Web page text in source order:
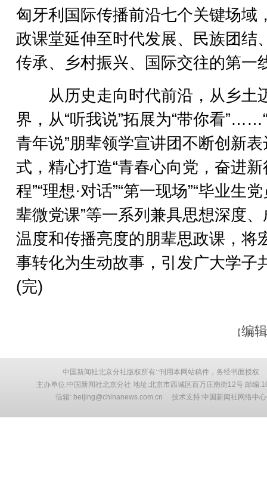
匈牙利国际传播前沿七个关键场域
政课堂延伸至时代发展、民族团结
传承、乡村振兴、国际交往的第一
从历史走向时代前沿，从乡土
界，从“听我说”拓展为“带你看
青年说”朋辈领学宣讲团不断创新
式，精心打造“青春心向党，奋进新
程”“理想·对话”“第一现场”“毕业生
辈微党课”等一系列兼具思想深度
温度和传播亮度的朋辈思政课，将
事转化为生动故事，引发广大学子
(完)
【编
中国新闻社北京分社版权所有::刊用本网站稿件，务经书面授权
主办单位:中国新闻社北京分社 地址:北京市西城区百万庄南街12号 邮编
信箱: beijing@chinanews.com.cn 技术支持:中国新闻社网络中心